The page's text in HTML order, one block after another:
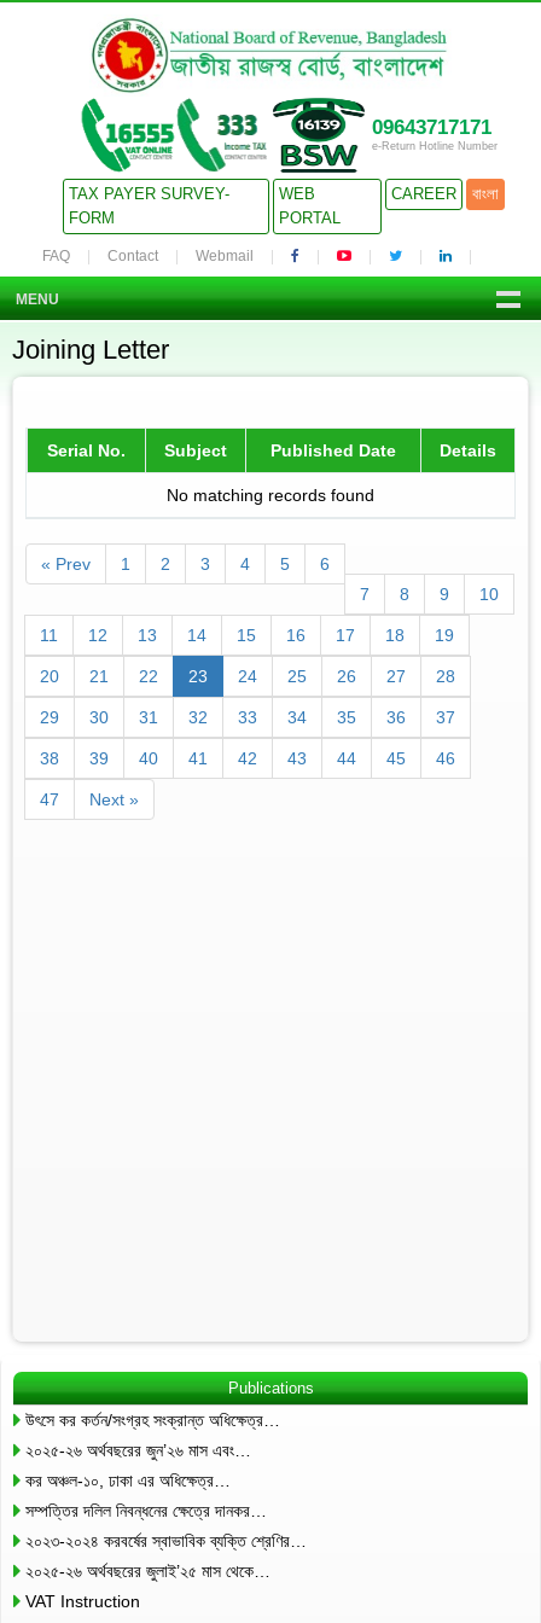
09643717171
e-Return Hotline Number
TAX PAYER SURVEY-
FORM
WEB
PORTAL
CAREER বাংলা
FAQ Contact Webmail
MENU
Joining Letter
Serial No. Subject Published Date Details
No matching records found
« Prev 1 2 3 4 5
6
7
8 9 10
11 12 13 14 15 16 17 18 19
20 21 22 23 24 25 26 27 28
29 30 31 32 33 34 35 36 37
38 39 40 41 42 43 44 45 46
47 Next »
Publications
উৎসে কর কর্তন/সংগ্রহ সংক্রান্ত অধিক্ষেত্র…
২০২৫-২৬ অর্থবছরের জুন’২৬ মাস এবং…
কর অঞ্চল-১০, ঢাকা এর অধিক্ষেত্র…
সম্পত্তির দলিল নিবন্ধনের ক্ষেত্রে দানকর…
২০২৩-২০২৪ করবর্ষের স্বাভাবিক ব্যক্তি শ্রেণির…
২০২৫-২৬ অর্থবছরের জুলাই’২৫ মাস থেকে…
VAT Instruction